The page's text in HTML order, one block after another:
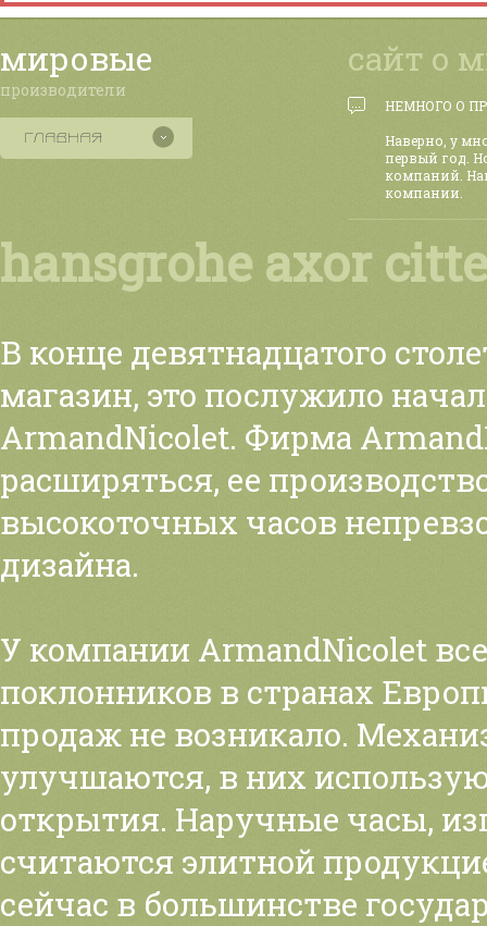
мировые
производители
сайт о
НЕМНОГО О
Наверно, у
первый год.
компаний.
компании.
hansgrohe axor
В конце девятнадцатого
магазин, это послужило
ArmandNicolet. Фирма
расширяться, ее
высокоточных часов
дизайна.
У компании ArmandNicolet
поклонников в странах
продаж не возникало.
улучшаются, в них
открытия. Наручные часы,
считаются элитной
сейчас в большинстве